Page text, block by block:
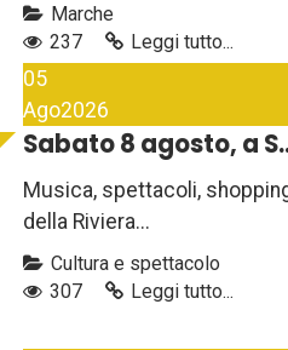
Marche
237
Leggi tutto...
05
Ago2026
Sabato 8 agosto, a
Musica, spettacoli,
della Riviera...
Cultura e spettacolo
307
Leggi tutto...